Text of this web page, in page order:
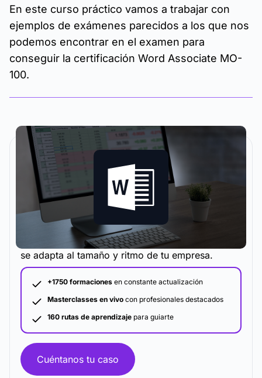
En este curso práctico vamos a trabajar con
ejemplos de exámenes parecidos a los que nos
podemos encontrar en el examen para
conseguir la certificación Word Associate MO-
100.
La metodología y plataforma de formación que
se adapta al tamaño y ritmo de tu empresa.
+1750 formaciones en constante actualización
Masterclasses en vivo con profesionales destacados
160 rutas de aprendizaje para guiarte
Cuéntanos tu caso